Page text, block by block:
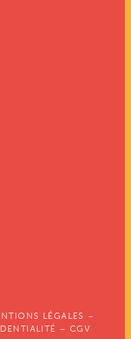
LÉGALES –
– CGV